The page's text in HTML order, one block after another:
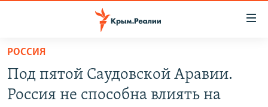
Вернуться
основному
содержанию
СПЕЦПРОЕКТЫ
РОССИЯ
Под пятой Саудовской Аравии.
Россия не способна влиять на